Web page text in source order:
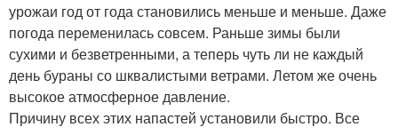
урожаи год от года становились меньше и меньше. Даже
погода переменилась совсем. Раньше зимы были
сухими и безветренными, а теперь чуть ли не каждый
день бураны со шквалистыми ветрами. Летом же очень
высокое атмосферное давление.
Причину всех этих напастей установили быстро. Все